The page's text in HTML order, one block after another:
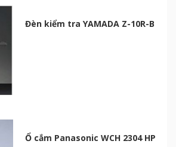
Đèn kiểm tra YAMADA Z-10R-B
Ổ cắm Panasonic WCH 2304 HP